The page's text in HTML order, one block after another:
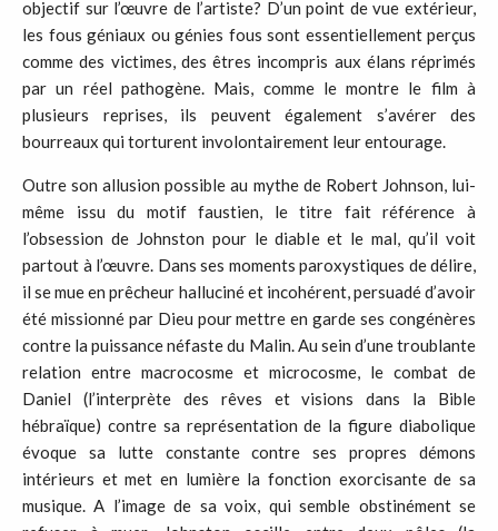
objectif sur l’œuvre de l’artiste? D’un point de vue extérieur,
les fous géniaux ou génies fous sont essentiellement perçus
comme des victimes, des êtres incompris aux élans réprimés
par un réel pathogène. Mais, comme le montre le film à
plusieurs reprises, ils peuvent également s’avérer des
bourreaux qui torturent involontairement leur entourage.
Outre son allusion possible au mythe de Robert Johnson, lui-
même issu du motif faustien, le titre fait référence à
l’obsession de Johnston pour le diable et le mal, qu’il voit
partout à l’œuvre. Dans ses moments paroxystiques de délire,
il se mue en prêcheur halluciné et incohérent, persuadé d’avoir
été missionné par Dieu pour mettre en garde ses congénères
contre la puissance néfaste du Malin. Au sein d’une troublante
relation entre macrocosme et microcosme, le combat de
Daniel (l’interprète des rêves et visions dans la Bible
hébraïque) contre sa représentation de la figure diabolique
évoque sa lutte constante contre ses propres démons
intérieurs et met en lumière la fonction exorcisante de sa
musique. A l’image de sa voix, qui semble obstinément se